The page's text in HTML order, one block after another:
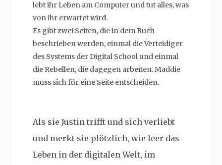
lebt ihr Leben am Computer und tut alles, was
von ihr erwartet wird.
Es gibt zwei Seiten, die in dem Buch
beschrieben werden, einmal die Verteidiger
des Systems der Digital School und einmal
die Rebellen, die dagegen arbeiten. Maddie
muss sich für eine Seite entscheiden.
Als sie Justin trifft und sich verliebt
und merkt sie plötzlich, wie leer das
Leben in der digitalen Welt, im